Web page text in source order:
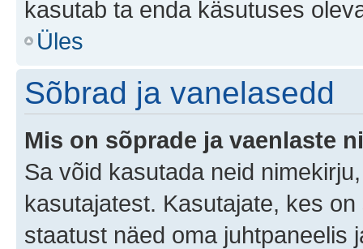
kasutab ta enda käsutuses
Üles
Sõbrad ja vanelasedd
Mis on sõprade ja vaenlaste
Sa võid kasutada neid
kasutajatest. Kasutajate, kes
staatust näed oma juhtpaneelis